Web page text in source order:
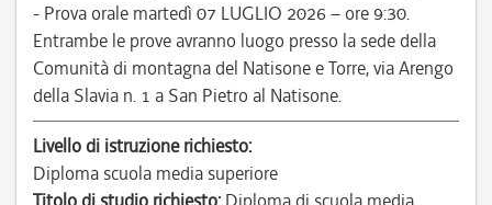
- Prova orale martedì 07 LUGLIO 2026 – ore 9:30.
Entrambe le prove avranno luogo presso la sede della
Comunità di montagna del Natisone e Torre, via Arengo
della Slavia n. 1 a San Pietro al Natisone.
Livello di istruzione richiesto:
Diploma scuola media superiore